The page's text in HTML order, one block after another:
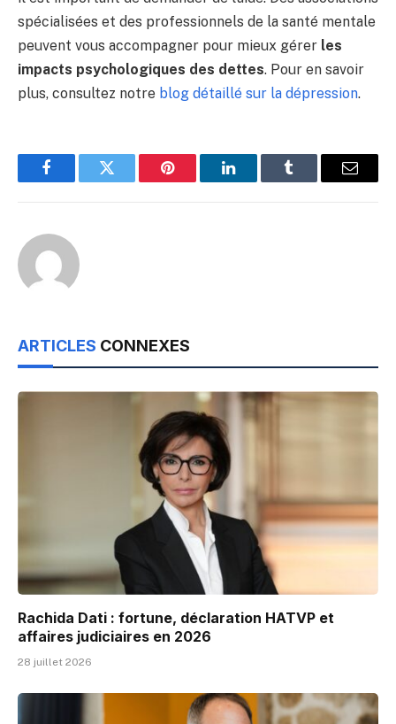
spécialisées et des professionnels de la santé mentale
peuvent vous accompagner pour mieux gérer les
impacts psychologiques des dettes. Pour en savoir
plus, consultez notre blog détaillé sur la dépression.
FacebookTwitter Pinterest LinkedInTumblr Email
ARTICLES CONNEXES
Rachida Dati : fortune, déclaration HATVP et
affaires judiciaires en 2026
28 juillet 2026